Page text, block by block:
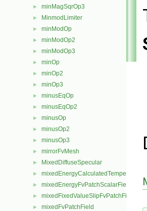
► minMagSqrOp3
► MinmodLimiter
► minModOp
► minModOp2
► minModOp3
► minOp
► minOp2
► minOp3
► minusEqOp
► minusEqOp2
► minusOp
► minusOp2
► minusOp3
► mirrorFvMesh
► MixedDiffuseSpecular
►
► mixedEnergyFvPatchScalarField
► mixedFixedValueSlipFvPatchField
► mixedFvPatchField